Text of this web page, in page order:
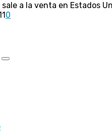
a la venta en Estados
0